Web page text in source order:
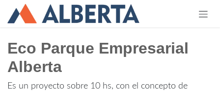
Ir al contenido
Eco Parque Empresarial
Alberta
Es un proyecto sobre 10 hs, con el concepto de